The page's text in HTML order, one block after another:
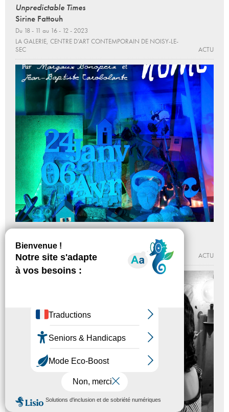
Unpredictable Times
Sirine Fattouh
Du 18 - 11 au 16 - 12 - 2023
LA GALERIE, CENTRE D’ART CONTEMPORAIN DE NOISY-LE-
SEC
ACTU
Du 23 - 01 au 06 - 04 - 2024
MAISON POPULAIRE
ACTU